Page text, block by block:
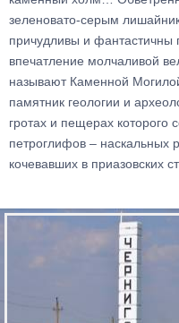
зеленовато-серым
причудливы и фантастичны
впечатление молчаливой
называют Каменной
памятник геологии и
гротах и пещерах которого
петроглифов – наскальных
кочевавших в приазовских